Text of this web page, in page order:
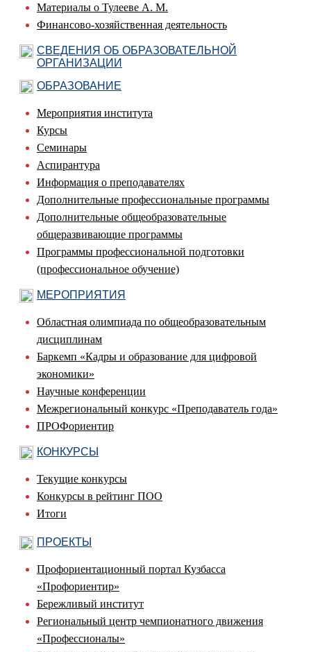
Материалы о Тулееве А. М.
Финансово-хозяйственная деятельность
СВЕДЕНИЯ ОБ ОБРАЗОВАТЕЛЬНОЙ
ОРГАНИЗАЦИИ
ОБРАЗОВАНИЕ
Мероприятия института
Курсы
Семинары
Аспирантура
Информация о преподавателях
Дополнительные профессиональные программы
Дополнительные общеобразовательные
общеразвивающие программы
Программы профессиональной подготовки
(профессиональное обучение)
МЕРОПРИЯТИЯ
Областная олимпиада по общеобразовательным
дисциплинам
Баркемп «Кадры и образование для цифровой
экономики»
Научные конференции
Межрегиональный конкурс «Преподаватель года»
ПРОФориентир
КОНКУРСЫ
Текущие конкурсы
Конкурсы в рейтинг ПОО
Итоги
ПРОЕКТЫ
Профориентационный портал Кузбасса
«Профориентир»
Бережливый институт
Региональный центр чемпионатного движения
«Профессионалы»